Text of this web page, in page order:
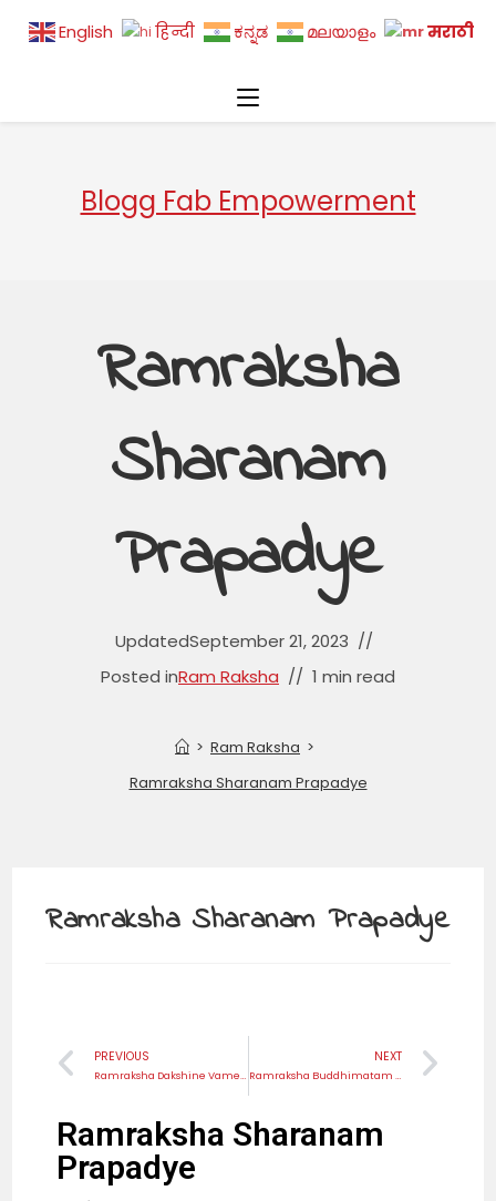
Blogg Fab Empowerment
Ramraksha
Sharanam
Prapadye
UpdatedSeptember 21, 2023
Posted inRam Raksha 1 min read
> Ram Raksha >
Ramraksha Sharanam Prapadye
Ramraksha Sharanam Prapadye
PREVIOUS
Ramraksha Dakshine Vame Purto
NEXT
Ramraksha Buddhimatam Varistham
Ramraksha Sharanam
Prapadye
English हिन्दी ಕನ್ನಡ മലയാളം मराठी